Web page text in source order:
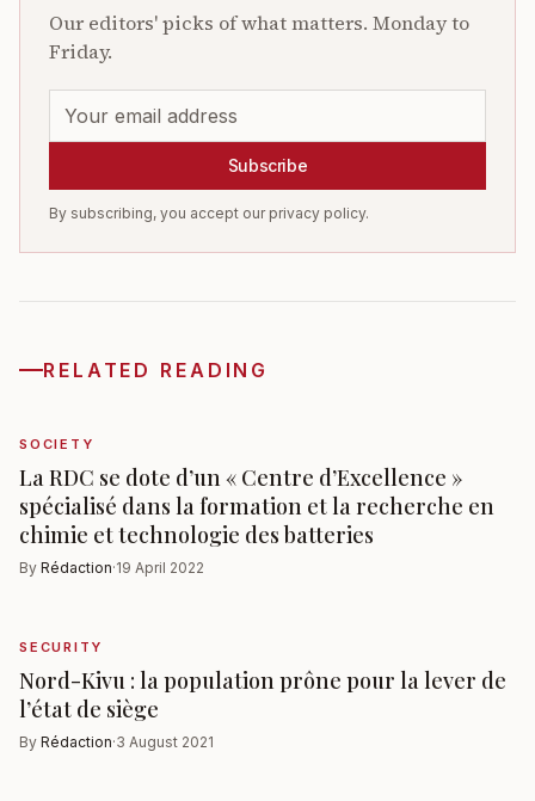
Our editors' picks of what matters. Monday to
Friday.
Subscribe
By subscribing, you accept our privacy policy.
RELATED READING
SOCIETY
La RDC se dote d’un « Centre d’Excellence »
spécialisé dans la formation et la recherche en
chimie et technologie des batteries
By Rédaction·19 April 2022
SECURITY
Nord-Kivu : la population prône pour la lever de
l’état de siège
By Rédaction·3 August 2021